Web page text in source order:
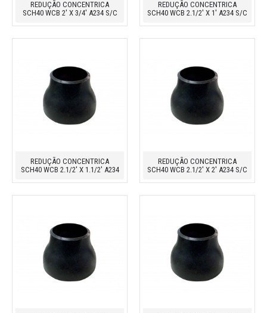
REDUÇÃO CONCENTRICA
SCH40 WCB 2' X 3/4' A234 S/C
REDUÇÃO CONCENTRICA
SCH40 WCB 2.1/2' X 1' A234 S/C
REDUÇÃO CONCENTRICA
SCH40 WCB 2.1/2' X 1.1/2' A234
REDUÇÃO CONCENTRICA
SCH40 WCB 2.1/2' X 2' A234 S/C